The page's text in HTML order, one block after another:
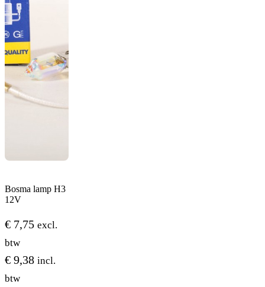
Bosma lamp H3
12V
€ 7,75 excl.
btw
€ 9,38 incl.
btw